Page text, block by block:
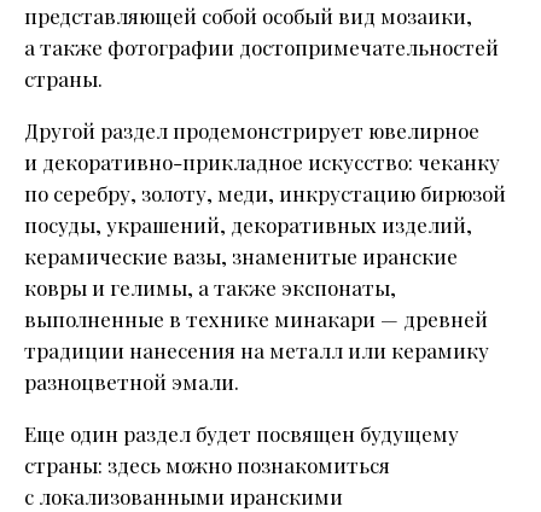
представляющей собой особый вид мозаики,
а также фотографии достопримечательностей
страны.
Другой раздел продемонстрирует ювелирное
и декоративно-прикладное искусство: чеканку
по серебру, золоту, меди, инкрустацию бирюзой
посуды, украшений, декоративных изделий,
керамические вазы, знаменитые иранские
ковры и гелимы, а также экспонаты,
выполненные в технике минакари — древней
традиции нанесения на металл или керамику
разноцветной эмали.
Еще один раздел будет посвящен будущему
страны: здесь можно познакомиться
с локализованными иранскими